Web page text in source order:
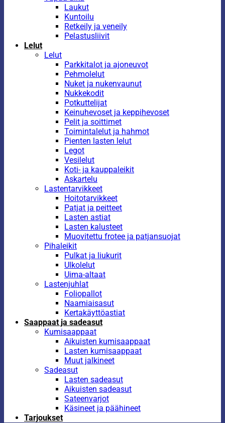
Laukut
Kuntoilu
Retkeily ja veneily
Pelastusliivit
Lelut
Lelut
Parkkitalot ja ajoneuvot
Pehmolelut
Nuket ja nukenvaunut
Nukkekodit
Potkuttelijat
Keinuhevoset ja keppihevoset
Pelit ja soittimet
Toimintalelut ja hahmot
Pienten lasten lelut
Legot
Vesilelut
Koti- ja kauppaleikit
Askartelu
Lastentarvikkeet
Hoitotarvikkeet
Patjat ja peitteet
Lasten astiat
Lasten kalusteet
Muovitettu frotee ja patjansuojat
Pihaleikit
Pulkat ja liukurit
Ulkolelut
Uima-altaat
Lastenjuhlat
Foliopallot
Naamiaisasut
Kertakäyttöastiat
Saappaat ja sadeasut
Kumisaappaat
Aikuisten kumisaappaat
Lasten kumisaappaat
Muut jalkineet
Sadeasut
Lasten sadeasut
Aikuisten sadeasut
Sateenvarjot
Käsineet ja päähineet
Tarjoukset